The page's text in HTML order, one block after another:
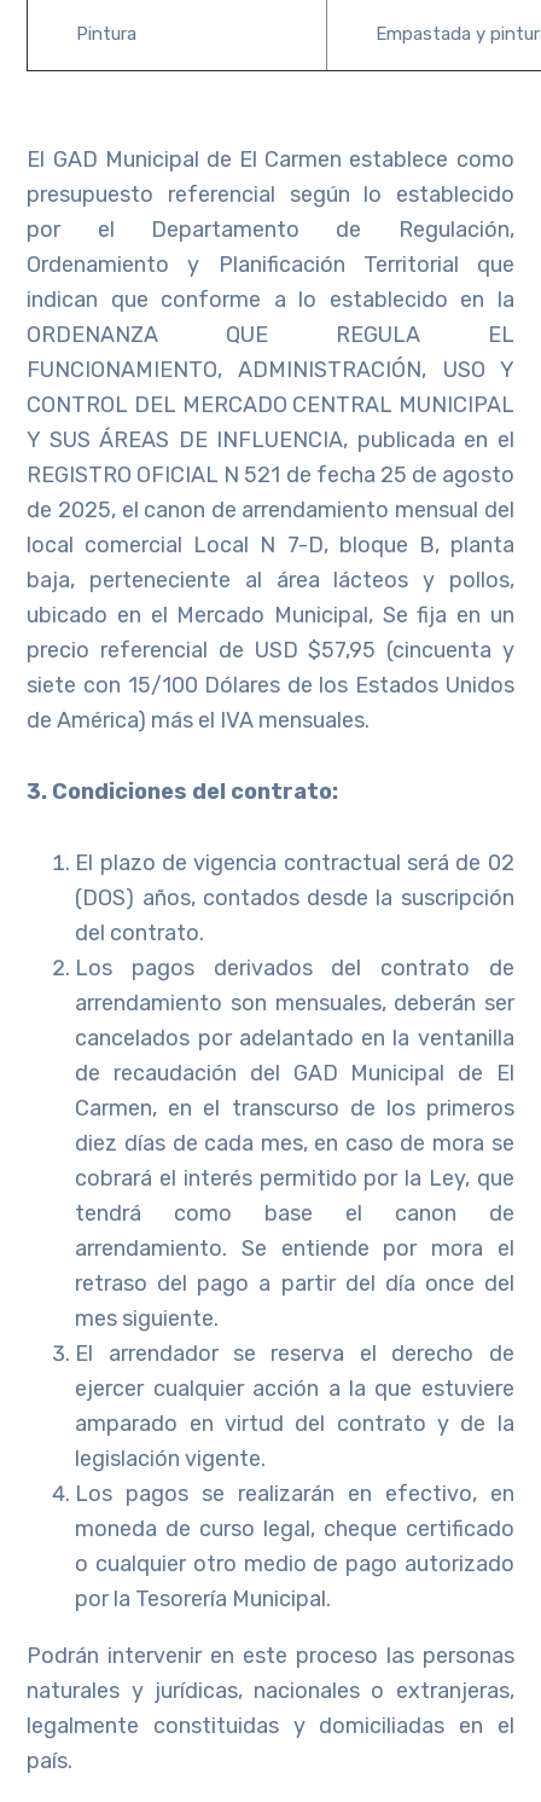
Pintura Empastada y
El GAD Municipal de El Carmen establece como
presupuesto referencial según lo establecido
por el Departamento de Regulación,
Ordenamiento y Planificación Territorial que
indican que conforme a lo establecido en la
ORDENANZA QUE REGULA EL
FUNCIONAMIENTO, ADMINISTRACIÓN, USO Y
CONTROL DEL MERCADO CENTRAL MUNICIPAL
Y SUS ÁREAS DE INFLUENCIA, publicada en el
REGISTRO OFICIAL N 521 de fecha 25 de agosto
de 2025, el canon de arrendamiento mensual del
local comercial Local N 7-D, bloque B, planta
baja, perteneciente al área lácteos y pollos,
ubicado en el Mercado Municipal, Se fija en un
precio referencial de USD $57,95 (cincuenta y
siete con 15/100 Dólares de los Estados Unidos
de América) más el IVA mensuales.
3. Condiciones del contrato:
El plazo de vigencia contractual será de 02
(DOS) años, contados desde la suscripción
del contrato.
Los pagos derivados del contrato de
arrendamiento son mensuales, deberán ser
cancelados por adelantado en la ventanilla
de recaudación del GAD Municipal de El
Carmen, en el transcurso de los primeros
diez días de cada mes, en caso de mora se
cobrará el interés permitido por la Ley, que
tendrá como base el canon de
arrendamiento. Se entiende por mora el
retraso del pago a partir del día once del
mes siguiente.
El arrendador se reserva el derecho de
ejercer cualquier acción a la que estuviere
amparado en virtud del contrato y de la
legislación vigente.
Los pagos se realizarán en efectivo, en
moneda de curso legal, cheque certificado
o cualquier otro medio de pago autorizado
por la Tesorería Municipal.
Podrán intervenir en este proceso las personas
naturales y jurídicas, nacionales o extranjeras,
legalmente constituidas y domiciliadas en el
país.